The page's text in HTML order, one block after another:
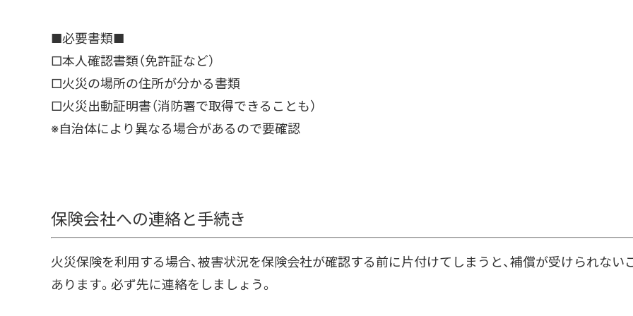
■必要書類■
□本人確認書類（免許証など）
□火災の場所の住所が分かる書類
□火災出動証明書（消防署で取得できることも）
※自治体により異なる場合があるので要確認
保険会社への連絡と手続き
火災保険を利用する場合、被害状況を保険会社が確認する前に片付けてしまうと、補償が受けられない
あります。必ず先に連絡をしましょう。